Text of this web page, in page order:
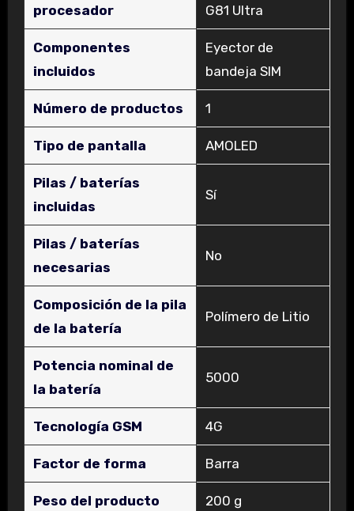
procesador
G81 Ultra
Componentes
incluidos
‎Eyector de
bandeja SIM
Número de productos ‎1
Tipo de pantalla ‎AMOLED
Pilas / baterías
incluidas
‎Sí
Pilas / baterías
necesarias
‎No
Composición de la pila
de la batería
‎Polímero de Litio
Potencia nominal de
la batería
‎5000
Tecnología GSM ‎4G
Factor de forma ‎Barra
Peso del producto ‎200 g